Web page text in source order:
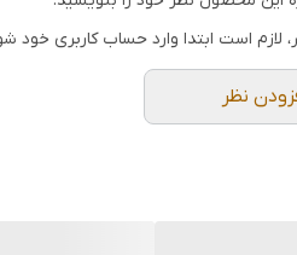
لازم است ابتدا وارد حساب کاربری خود
نظر